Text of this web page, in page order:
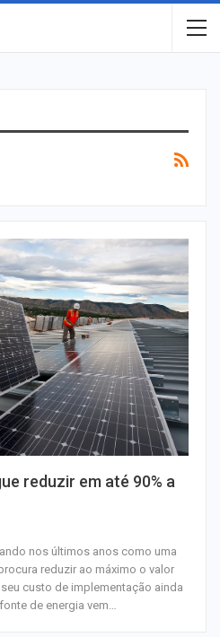
reduzir em até 90% a
nos últimos anos como uma
reduzir ao máximo o valor
custo de implementação ainda
de energia vem…